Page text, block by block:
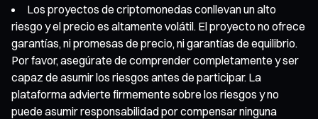
Los proyectos de criptomonedas conllevan un alto
riesgo y el precio es altamente volátil. El proyecto no ofrece
garantías, ni promesas de precio, ni garantías de equilibrio.
Por favor, asegúrate de comprender completamente y ser
capaz de asumir los riesgos antes de participar. La
plataforma advierte firmemente sobre los riesgos y no
puede asumir responsabilidad por compensar ninguna